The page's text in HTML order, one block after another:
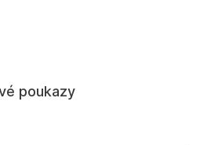
poukazy